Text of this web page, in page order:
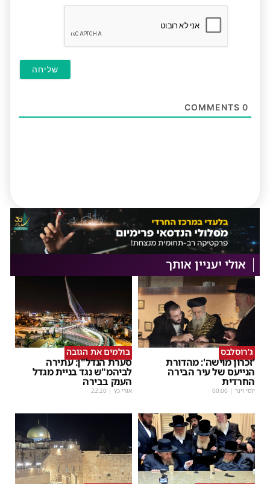
0
אולי יעניין אותך
ג'רוסלבס
'זכרון מוישה': מהדורת
הנייעס של עיר הבירה
החרדית
יוסי וינר |
00:00
בולמים את הגובה
סערת הנדל"ן: עתירה
לביהמ"ש נגד בניית מגדל
הענק בבירה
אורי כץ |
22:20